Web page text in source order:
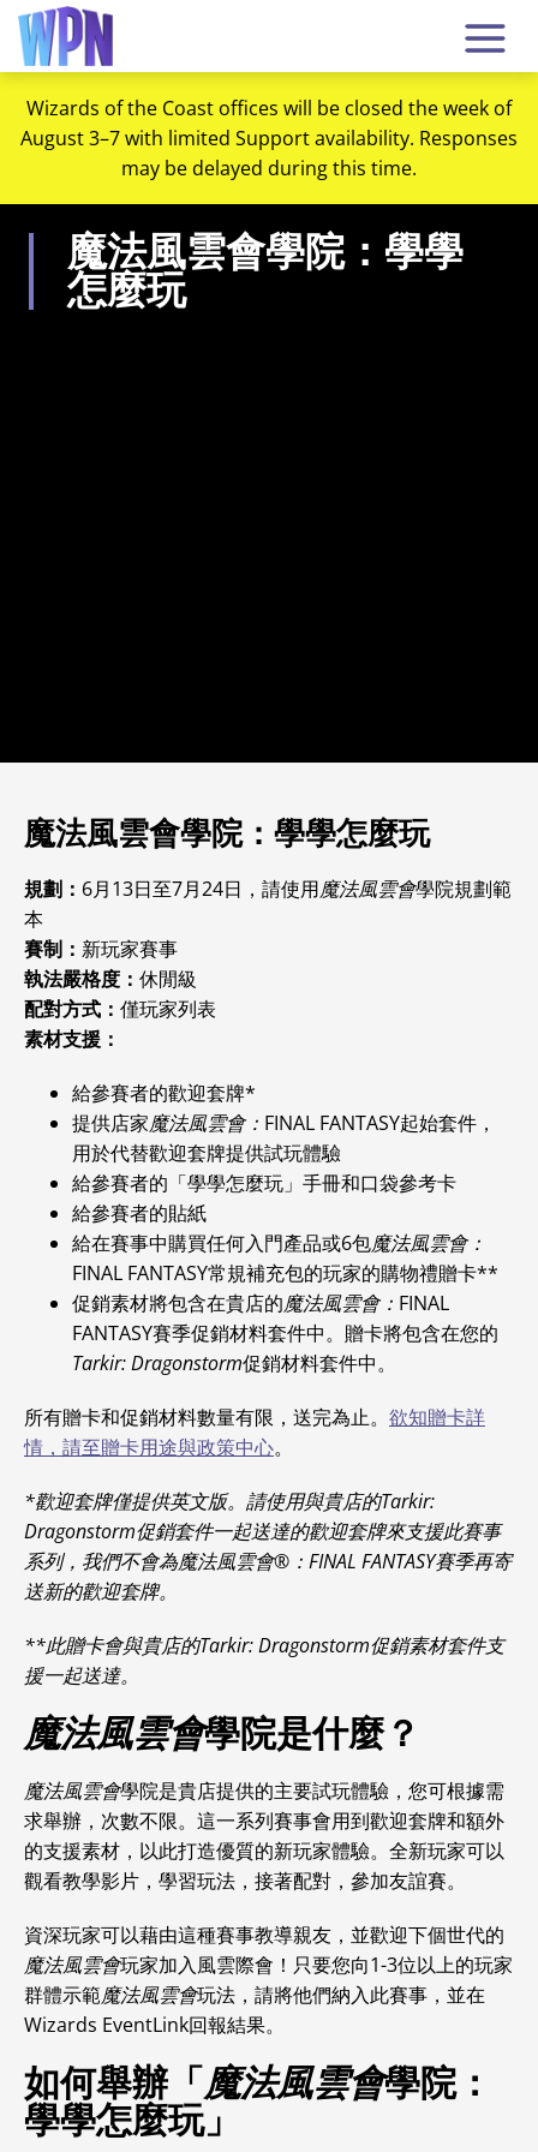
Wizards of the Coast offices will be closed the week of
August 3–7 with limited Support availability. Responses
may be delayed during this time.
魔法風雲會學院：學學
怎麼玩
魔法風雲會學院：學學怎麼玩
規劃： 6月13日至7月24日，請使用魔法風雲會學院規劃範
本
賽制： 新玩家賽事
執法嚴格度： 休閒級
配對方式： 僅玩家列表
素材支援：
給參賽者的歡迎套牌*
提供店家魔法風雲會： FINAL FANTASY起始套件，
用於代替歡迎套牌提供試玩體驗
給參賽者的「學學怎麼玩」手冊和口袋參考卡
給參賽者的貼紙
給在賽事中購買任何入門產品或6包魔法風雲會：
FINAL FANTASY常規補充包的玩家的購物禮贈卡**
促銷素材將包含在貴店的魔法風雲會： FINAL
FANTASY賽季促銷材料套件中。贈卡將包含在您的
Tarkir: Dragonstorm促銷材料套件中。
所有贈卡和促銷材料數量有限，送完為止。 欲知贈卡詳
情，請至贈卡用途與政策中心。
*歡迎套牌僅提供英文版。請使用與貴店的Tarkir:
Dragonstorm促銷套件一起送達的歡迎套牌來支援此賽事
系列，我們不會為魔法風雲會®：FINAL FANTASY賽季再寄
送新的歡迎套牌。
**此贈卡會與貴店的Tarkir: Dragonstorm促銷素材套件支
援一起送達。
魔法風雲會學院是什麼？
魔法風雲會學院是貴店提供的主要試玩體驗，您可根據需
求舉辦，次數不限。這一系列賽事會用到歡迎套牌和額外
的支援素材，以此打造優質的新玩家體驗。全新玩家可以
觀看教學影片，學習玩法，接著配對，參加友誼賽。
資深玩家可以藉由這種賽事教導親友，並歡迎下個世代的
魔法風雲會玩家加入風雲際會！只要您向1-3位以上的玩家
群體示範魔法風雲會玩法，請將他們納入此賽事，並在
Wizards EventLink回報結果。
如何舉辦「 魔法風雲會學院：
學學怎麼玩」